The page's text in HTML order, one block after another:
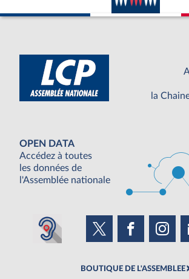
la
OPEN DATA
Accédez à toutes
les données de
l'Assemblée nationale
BOUTIQUE DE L'ASSEMBLEE